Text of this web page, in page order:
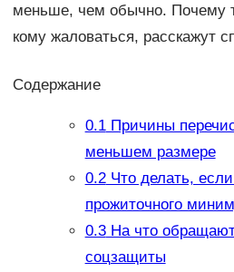
меньше, чем обычно. Почему
кому жаловаться, расскажут
Содержание
0.1Причины
меньшем размере
0.2Что делать,
прожиточного
0.3На что
соцзащиты